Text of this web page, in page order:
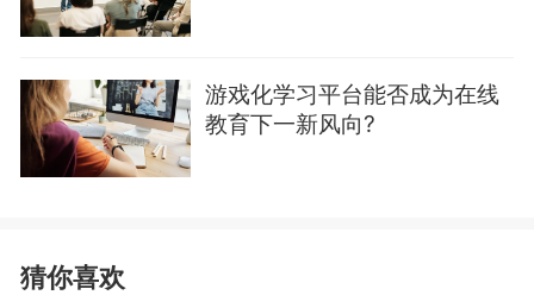
游戏化学习平台能否成为在线
教育下一新风向?
猜你喜欢